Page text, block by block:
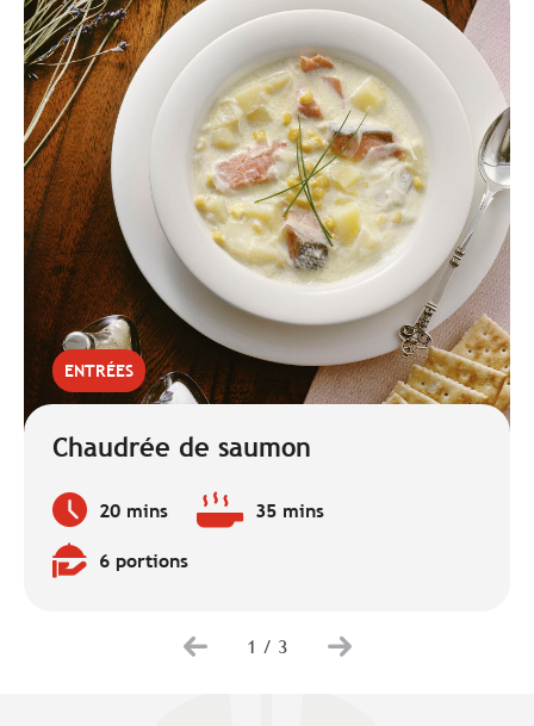
ENTRÉES
Chaudrée de saumon
Temps
de
préparation
20 mins
Temps 35 mins
Quantité6 portions
1 / 3